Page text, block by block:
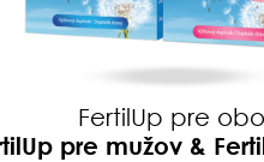
3x FertilUp pre ženy +
3-mesačný balík